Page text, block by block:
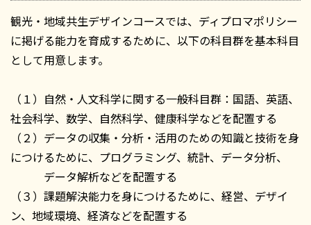
観光・地域共生デザインコースでは、ディプロマポリシー
に掲げる能力を育成するために、以下の科目群を基本科目
として用意します。
（１）自然・人文科学に関する一般科目群：国語、英語、
社会科学、数学、自然科学、健康科学などを配置する
（２）データの収集・分析・活用のための知識と技術を身
につけるために、プログラミング、統計、データ分析、
データ解析などを配置する
（３）課題解決能力を身につけるために、経営、デザイ
ン、地域環境、経済などを配置する